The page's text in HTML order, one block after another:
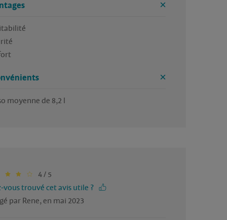
moyenne de 8,2 l
4 / 5
vous trouvé cet avis utile ?
par Rene, en mai 2023